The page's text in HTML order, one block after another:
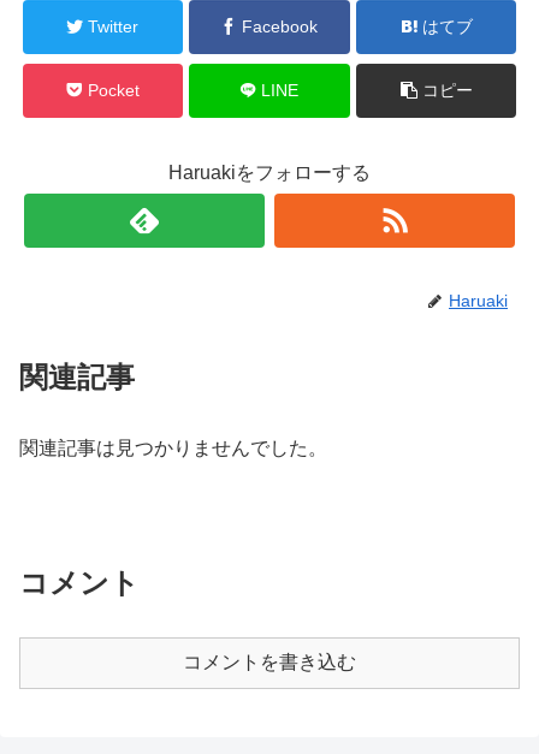
Twitter Facebook はてブ
Pocket LINE コピー
Haruakiをフォローする
Haruaki
関連記事
関連記事は見つかりませんでした。
コメント
コメントを書き込む